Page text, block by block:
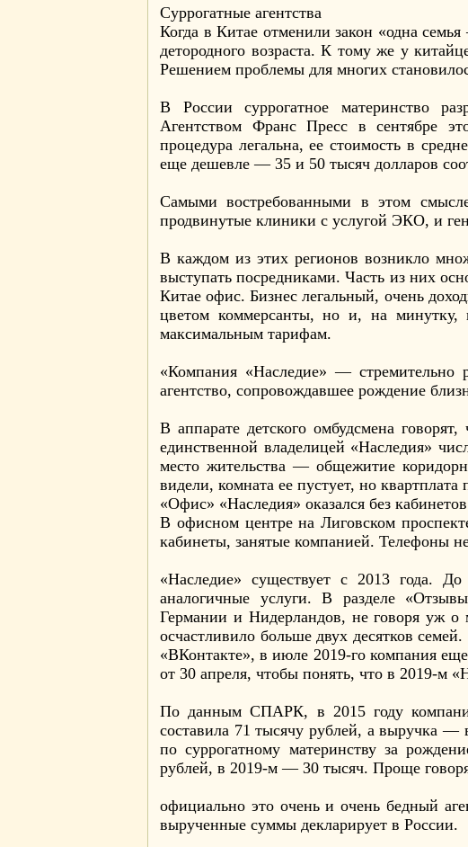
Суррогатные агентства
Когда в Китае отменили закон «одна
детородного возраста. К тому же у
Решением проблемы для многих
В России суррогатное материнство
Агентством Франс Пресс в сентябре
процедура легальна, ее стоимость в
еще дешевле — 35 и 50 тысяч долларов
Самыми востребованными в этом
продвинутые клиники с услугой ЭКО, и
В каждом из этих регионов возникло
выступать посредниками. Часть из них
Китае офис. Бизнес легальный, очень
цветом коммерсанты, но и, на минутку,
максимальным тарифам.
«Компания «Наследие» — стремительно
агентство, сопровождавшее рождение
В аппарате детского омбудсмена
единственной владелицей «Наследия»
место жительства — общежитие
видели, комната ее пустует, но квартплата
«Офис» «Наследия» оказался без
В офисном центре на Лиговском
кабинеты, занятые компанией. Телефоны
«Наследие» существует с 2013 года.
аналогичные услуги. В разделе
Германии и Нидерландов, не говоря уж о
осчастливило больше двух десятков
«ВКонтакте», в июле 2019-го компания
от 30 апреля, чтобы понять, что в 2019-м
По данным СПАРК, в 2015 году
составила 71 тысячу рублей, а выручка —
по суррогатному материнству за
рублей, в 2019-м — 30 тысяч. Проще
официально это очень и очень бедный
вырученные суммы декларирует в России.